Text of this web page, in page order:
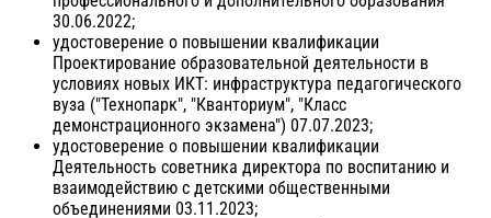
30.06.2022;
удостоверение о повышении квалификации
Проектирование образовательной деятельности в
условиях новых ИКТ: инфраструктура педагогического
вуза ("Технопарк", "Кванториум", "Класс
демонстрационного экзамена") 07.07.2023;
удостоверение о повышении квалификации
Деятельность советника директора по воспитанию и
взаимодействию с детскими общественными
объединениями 03.11.2023;